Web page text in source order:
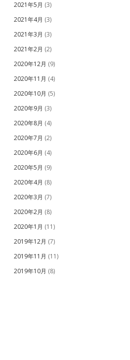
2021年5月 (3)
2021年4月 (3)
2021年3月 (3)
2021年2月 (2)
2020年12月 (9)
2020年11月 (4)
2020年10月 (5)
2020年9月 (3)
2020年8月 (4)
2020年7月 (2)
2020年6月 (4)
2020年5月 (9)
2020年4月 (8)
2020年3月 (7)
2020年2月 (8)
2020年1月 (11)
2019年12月 (7)
2019年11月 (11)
2019年10月 (8)